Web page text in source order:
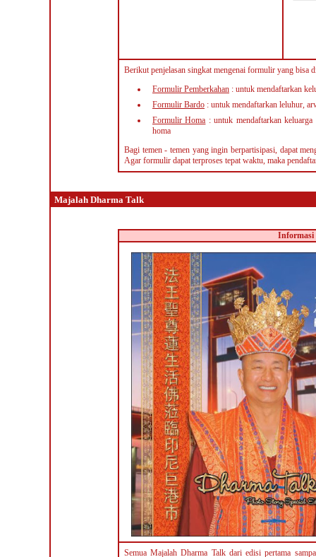
Berikut penjelasan singkat mengenai formulir yang bisa
Formulir Pemberkahan : untuk mendaftarkan
Formulir Bardo : untuk mendaftarkan leluhur,
Formulir Homa : untuk mendaftarkan
homa
Bagi temen - temen yang ingin berpartisipasi, dapat
Agar formulir dapat terproses tepat waktu, maka
Majalah Dharma Talk
Informasi
Semua Majalah Dharma Talk dari edisi pertama